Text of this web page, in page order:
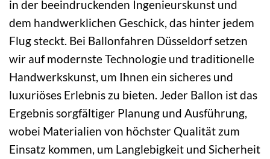
in der beeindruckenden Ingenieurskunst und
dem handwerklichen Geschick, das hinter jedem
Flug steckt. Bei Ballonfahren Düsseldorf setzen
wir auf modernste Technologie und traditionelle
Handwerkskunst, um Ihnen ein sicheres und
luxuriöses Erlebnis zu bieten. Jeder Ballon ist das
Ergebnis sorgfältiger Planung und Ausführung,
wobei Materialien von höchster Qualität zum
Einsatz kommen, um Langlebigkeit und Sicherheit